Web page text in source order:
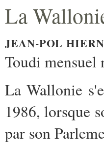
La
JEAN-POL
Toudi mensuel
La Wallonie
1986, lorsque
par son